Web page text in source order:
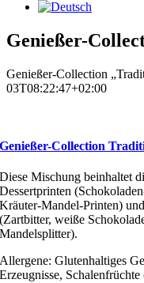
Genießer-
Genießer-Collection
03T08:22:47+02:00
Genießer-Collection
Diese Mischung beinhaltet
Dessertprinten
Kräuter-Mandel-Printen)
(Zartbitter, weiße
Mandelsplitter).
Allergene: Glutenhaltiges
Erzeugnisse,